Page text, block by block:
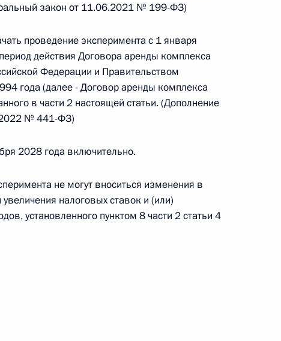
г. № 244-ФЗ
статусе представительств компетентных органов
Федерации и Киргизской Республике
водного транспорта Российской Федерации и статью 1
№ 250-ФЗ
закон от 11.06.2021 № 199-ФЗ)
проведение эксперимента с 1 января
действия Договора аренды комплекса
Федерации и Правительством
года (далее - Договор аренды комплекса
в части 2 настоящей статьи. (Дополнение
№ 441-ФЗ)
2028 года включительно.
не могут вноситься изменения в
налоговых ставок и (или)
установленного пунктом 8 части 2 статьи 4